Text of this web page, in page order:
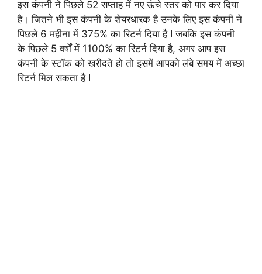
इस कंपनी ने पिछले 52 सप्ताह में नए ऊंचे स्तर को पार कर दिया
है। जितने भी इस कंपनी के शेयरधारक है उनके लिए इस कंपनी ने
पिछले 6 महीना में 375% का रिटर्न दिया है I जबकि इस कंपनी
के पिछले 5 वर्षों में 1100% का रिटर्न दिया है, अगर आप इस
कंपनी के स्टॉक को खरीदते हो तो इसमें आपको लंबे समय में अच्छा
रिटर्न मिल सकता है I